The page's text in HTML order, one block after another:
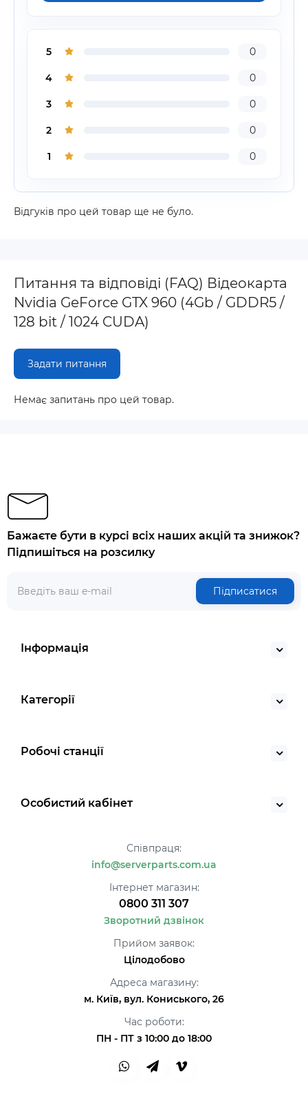
5 0
4 0
3 0
2 0
1 0
Відгуків про цей товар ще не було.
Питання та відповіді (FAQ) Відеокарта
Nvidia GeForce GTX 960 (4Gb / GDDR5 /
128 bit / 1024 CUDA)
Задати питання
Немає запитань про цей товар.
Бажаєте бути в курсі всіх наших акцій та знижок?
Підпишіться на розсилку
Підписатися
Інформація
Категорії
Робочі станції
Особистий кабінет
Співпраця:
info@serverparts.com.ua
Інтернет магазин:
0800 311 307
Зворотний дзвінок
Прийом заявок:
Цілодобово
Адреса магазину:
м. Київ, вул. Кониського, 26
Час роботи:
ПН - ПТ з 10:00 до 18:00